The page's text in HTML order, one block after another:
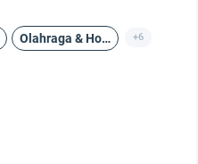
Olahraga & Hobi +6